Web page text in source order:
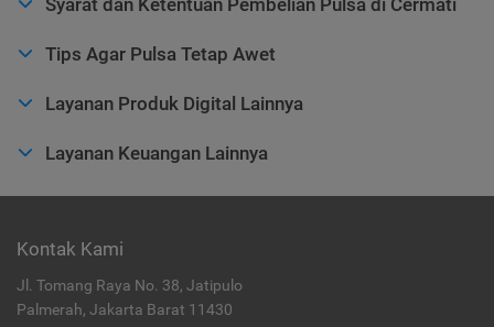
Tips Agar Pulsa Tetap Awet
Layanan Produk Digital Lainnya
Layanan Keuangan Lainnya
Kontak Kami
Jl. Tomang Raya No. 38, Jatipulo
Palmerah, Jakarta Barat 11430